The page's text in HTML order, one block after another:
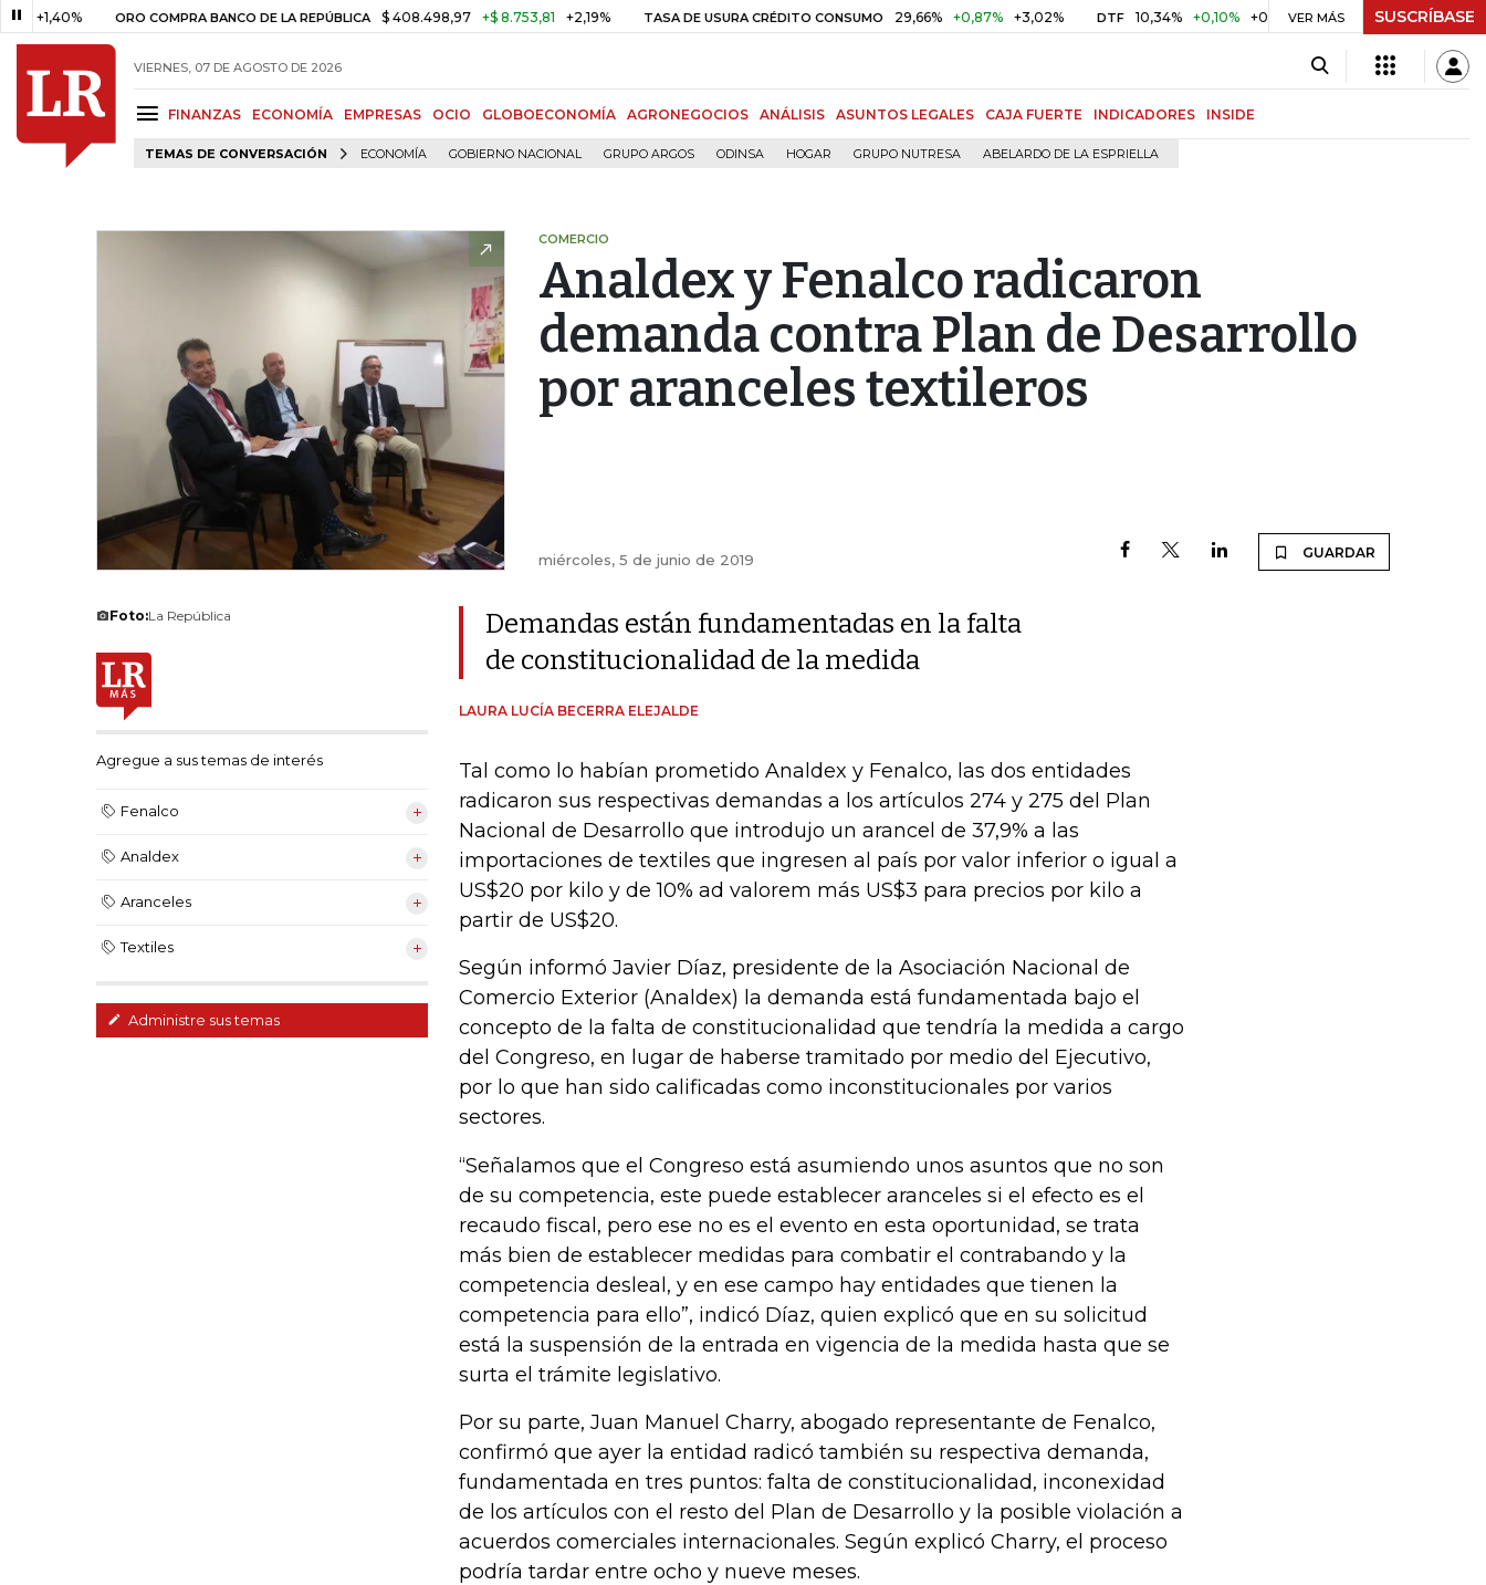
ORO COMPRA BANCO DE LA REPÚBLICA $ 408.498,97 +$ 8.753,81 +2,19% TASA DE USURA CRÉDITO CONSUMO 29,66% +0,87% +3,02% DTF 10,34% +0,10% +0,98% UVR $ 416,91 +$ 0,05 +0,01%
VER MÁS SUSCRÍBASE
VIERNES, 07 DE AGOSTO DE 2026
FINANZAS ECONOMÍA EMPRESAS OCIO GLOBOECONOMÍA AGRONEGOCIOS ANÁLISIS ASUNTOS LEGALES CAJA FUERTE INDICADORES INSIDE
TEMAS DE CONVERSACIÓN ECONOMÍA GOBIERNO NACIONAL GRUPO ARGOS ODINSA HOGAR GRUPO NUTRESA ABELARDO DE LA ESPRIELLA
COMERCIO
Analdex y Fenalco radicaron
demanda contra Plan de Desarrollo
por aranceles textileros
miércoles, 5 de junio de 2019 GUARDAR
Foto:La República
Agregue a sus temas de interés
Fenalco
Analdex
Aranceles
Textiles
Administre sus temas
Demandas están fundamentadas en la falta
de constitucionalidad de la medida
LAURA LUCÍA BECERRA ELEJALDE
Tal como lo habían prometido Analdex y Fenalco, las dos entidades
radicaron sus respectivas demandas a los artículos 274 y 275 del Plan
Nacional de Desarrollo que introdujo un arancel de 37,9% a las
importaciones de textiles que ingresen al país por valor inferior o igual a
US$20 por kilo y de 10% ad valorem más US$3 para precios por kilo a
partir de US$20.
Según informó Javier Díaz, presidente de la Asociación Nacional de
Comercio Exterior (Analdex) la demanda está fundamentada bajo el
concepto de la falta de constitucionalidad que tendría la medida a cargo
del Congreso, en lugar de haberse tramitado por medio del Ejecutivo,
por lo que han sido calificadas como inconstitucionales por varios
sectores.
“Señalamos que el Congreso está asumiendo unos asuntos que no son
de su competencia, este puede establecer aranceles si el efecto es el
recaudo fiscal, pero ese no es el evento en esta oportunidad, se trata
más bien de establecer medidas para combatir el contrabando y la
competencia desleal, y en ese campo hay entidades que tienen la
competencia para ello”, indicó Díaz, quien explicó que en su solicitud
está la suspensión de la entrada en vigencia de la medida hasta que se
surta el trámite legislativo.
Por su parte, Juan Manuel Charry, abogado representante de Fenalco,
confirmó que ayer la entidad radicó también su respectiva demanda,
fundamentada en tres puntos: falta de constitucionalidad, inconexidad
de los artículos con el resto del Plan de Desarrollo y la posible violación a
acuerdos comerciales internacionales. Según explicó Charry, el proceso
podría tardar entre ocho y nueve meses.